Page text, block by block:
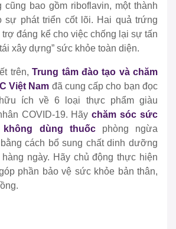
cũng bao gồm riboflavin, một thành
sự phát triển cốt lõi. Hai quả trứng
trợ đáng kể cho việc chống lại sự tấn
xây dựng” sức khỏe toàn diện.
trên,Trung tâm đào tạo và chăm
Việt Nam đã cung cấp cho bạn đọc
ích về 6 loại thực phẩm giàu
COVID-19. Hãychăm sóc sức
dùng thuốcphòng ngừa
cách bổ sung chất dinh dưỡng
ngày. Hãy chủ động thực hiện
phần bảo vệ sức khỏe bản thân,